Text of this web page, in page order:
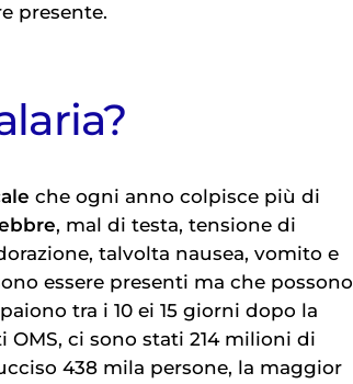
presente.
che ogni anno colpisce più di
, mal di testa, tensione di
talvolta nausea, vomito e
essere presenti ma che possono
tra i 10 ei 15 giorni dopo la
OMS, ci sono stati 214 milioni di
438 mila persone, la maggior